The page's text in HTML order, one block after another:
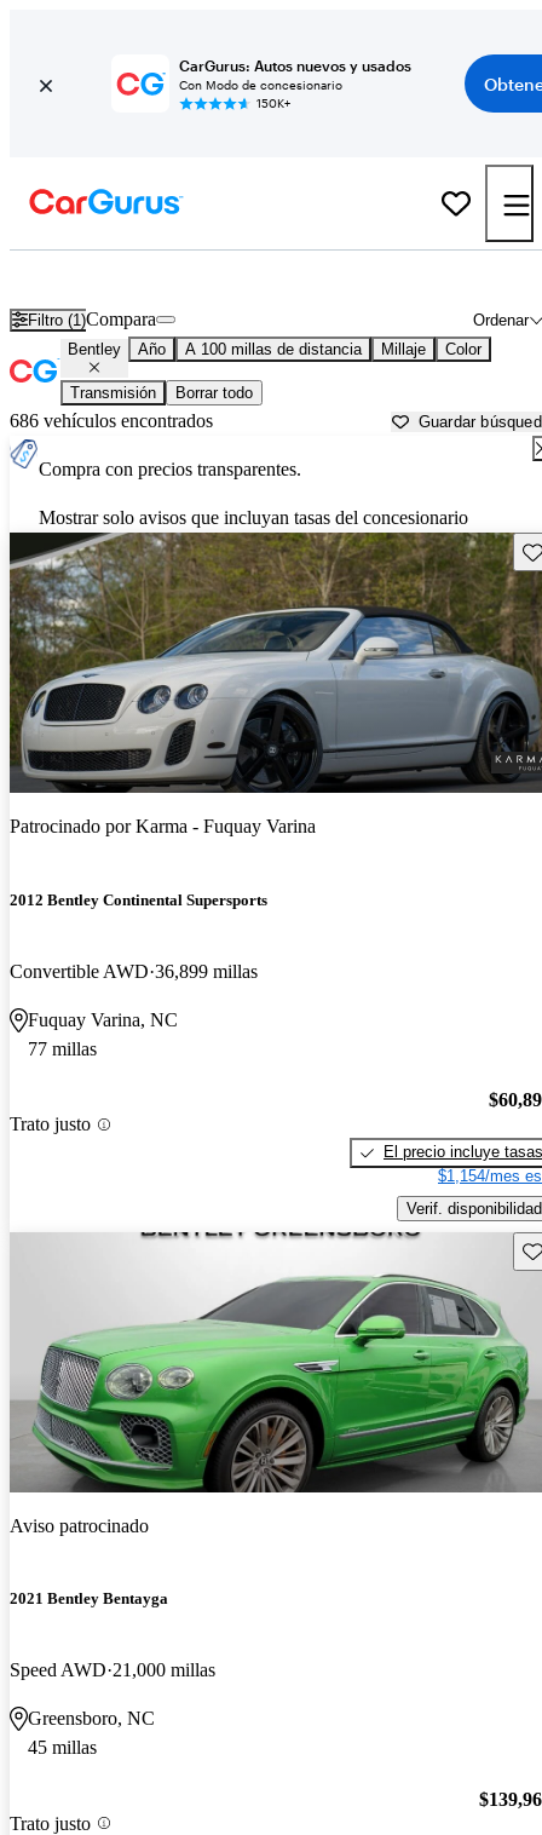
CarGurus: Autos nuevos y usados
Con Modo de concesionario
150K+
Filtro (1) Ordenar
Compara
Bentley Año A 100 millas de distancia Millaje Color
Transmisión Borrar todo
686 vehículos encontrados Guardar
Compra con precios transparentes.
Mostrar solo avisos que incluyan tasas del concesionario
Patrocinado porKarma - Fuquay Varina
2012 Bentley Continental Supersports
Convertible AWD 36,899 millas
Fuquay Varina, NC
77 millas
Trato justo
El precio incluye tasas
$1,154/mes
Verif. disponibilidad
Aviso patrocinado
2021 Bentley Bentayga
Speed AWD 21,000 millas
Greensboro, NC
45 millas
Trato justo